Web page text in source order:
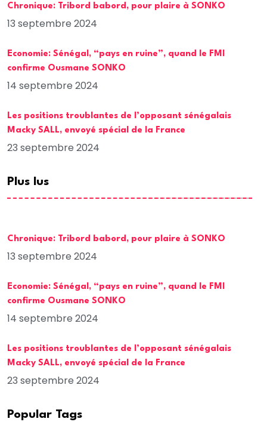
Chronique: Tribord babord, pour plaire à SONKO
13 septembre 2024
Economie: Sénégal, “pays en ruine”, quand le FMI
confirme Ousmane SONKO
14 septembre 2024
Les positions troublantes de l’opposant sénégalais
Macky SALL, envoyé spécial de la France
23 septembre 2024
Plus lus
Chronique: Tribord babord, pour plaire à SONKO
13 septembre 2024
Economie: Sénégal, “pays en ruine”, quand le FMI
confirme Ousmane SONKO
14 septembre 2024
Les positions troublantes de l’opposant sénégalais
Macky SALL, envoyé spécial de la France
23 septembre 2024
Popular Tags